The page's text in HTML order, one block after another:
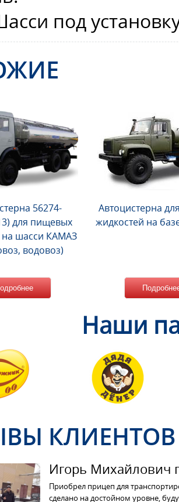
под
56274-
для пищевых
на шасси КАМАЗ
водовоз)
Автоцистерна
жидкостей на
Наши
КЛИЕНТОВ
Игорь Михайлович
Приобрел прицеп для
сделано на достойном уровне,